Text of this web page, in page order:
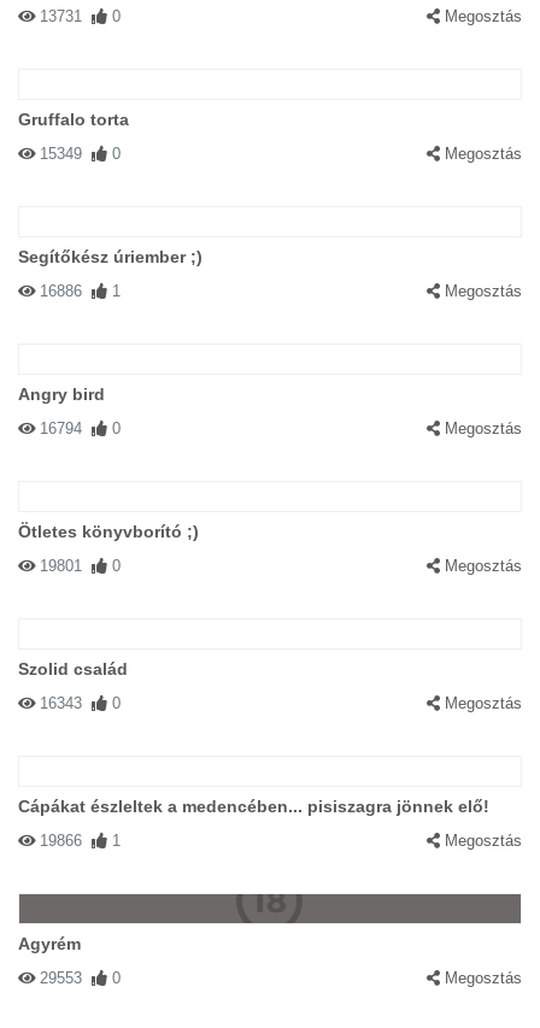
13731 0 Megosztás
Gruffalo torta
15349 0 Megosztás
Segítőkész úriember ;)
16886 1 Megosztás
Angry bird
16794 0 Megosztás
Ötletes könyvborító ;)
19801 0 Megosztás
Szolid család
16343 0 Megosztás
Cápákat észleltek a medencében... pisiszagra jönnek elő!
19866 1 Megosztás
Agyrém
29553 0 Megosztás